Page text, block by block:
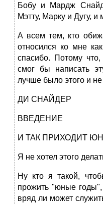
Бобу и Мардж
Мэтту, Марку и Дугу,
А всем тем, кто
относился ко мне
спасибо. Потому
смог бы написать
лучше было этого и не
ДИ СНАЙДЕР
ВВЕДЕНИЕ
И ТАК ПРИХОДИТ
Я не хотел этого
Ну кто я такой,
прожить "юные
вряд ли может